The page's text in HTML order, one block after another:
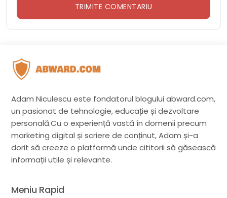
Adam Niculescu este fondatorul blogului abward.com,
un pasionat de tehnologie, educație și dezvoltare
personală.Cu o experiență vastă în domenii precum
marketing digital și scriere de conținut, Adam și-a
dorit să creeze o platformă unde cititorii să găsească
informații utile și relevante.
Meniu Rapid